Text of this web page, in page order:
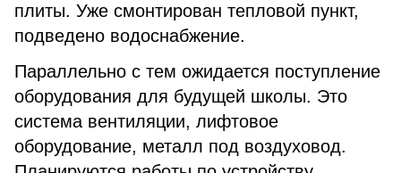
плиты. Уже смонтирован тепловой пункт,
подведено водоснабжение.
Параллельно с тем ожидается поступление
оборудования для будущей школы. Это
система вентиляции, лифтовое
оборудование, металл под воздуховод.